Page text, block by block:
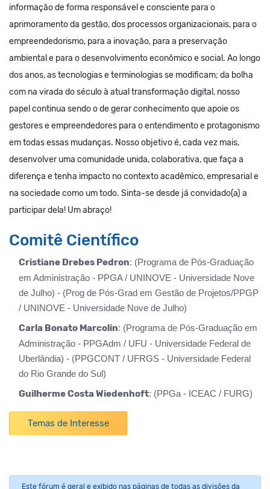
informação de forma responsável e consciente para o
aprimoramento da gestão, dos processos organizacionais, para o
empreendedorismo, para a inovação, para a preservação
ambiental e para o desenvolvimento econômico e social. Ao longo
dos anos, as tecnologias e terminologias se modificam; da bolha
com na virada do século à atual transformação digital, nosso
papel continua sendo o de gerar conhecimento que apoie os
gestores e empreendedores para o entendimento e protagonismo
em todas essas mudanças. Nosso objetivo é, cada vez mais,
desenvolver uma comunidade unida, colaborativa, que faça a
diferença e tenha impacto no contexto acadêmico, empresarial e
na sociedade como um todo. Sinta-se desde já convidado(a) a
participar dela! Um abraço!
Comitê Científico
Cristiane Drebes Pedron: (Programa de Pós-Graduação
em Administração - PPGA / UNINOVE - Universidade Nove
de Julho) - (Prog de Pós-Grad em Gestão de Projetos/PPGP
/ UNINOVE - Universidade Nove de Julho)
Carla Bonato Marcolin: (Programa de Pós-Graduação em
Administração - PPGAdm / UFU - Universidade Federal de
Uberlândia) - (PPGCONT / UFRGS - Universidade Federal
do Rio Grande do Sul)
Guilherme Costa Wiedenhoft: (PPGa - ICEAC / FURG)
Temas de Interesse
Este fórum é geral e exibido nas páginas de todas as divisões da